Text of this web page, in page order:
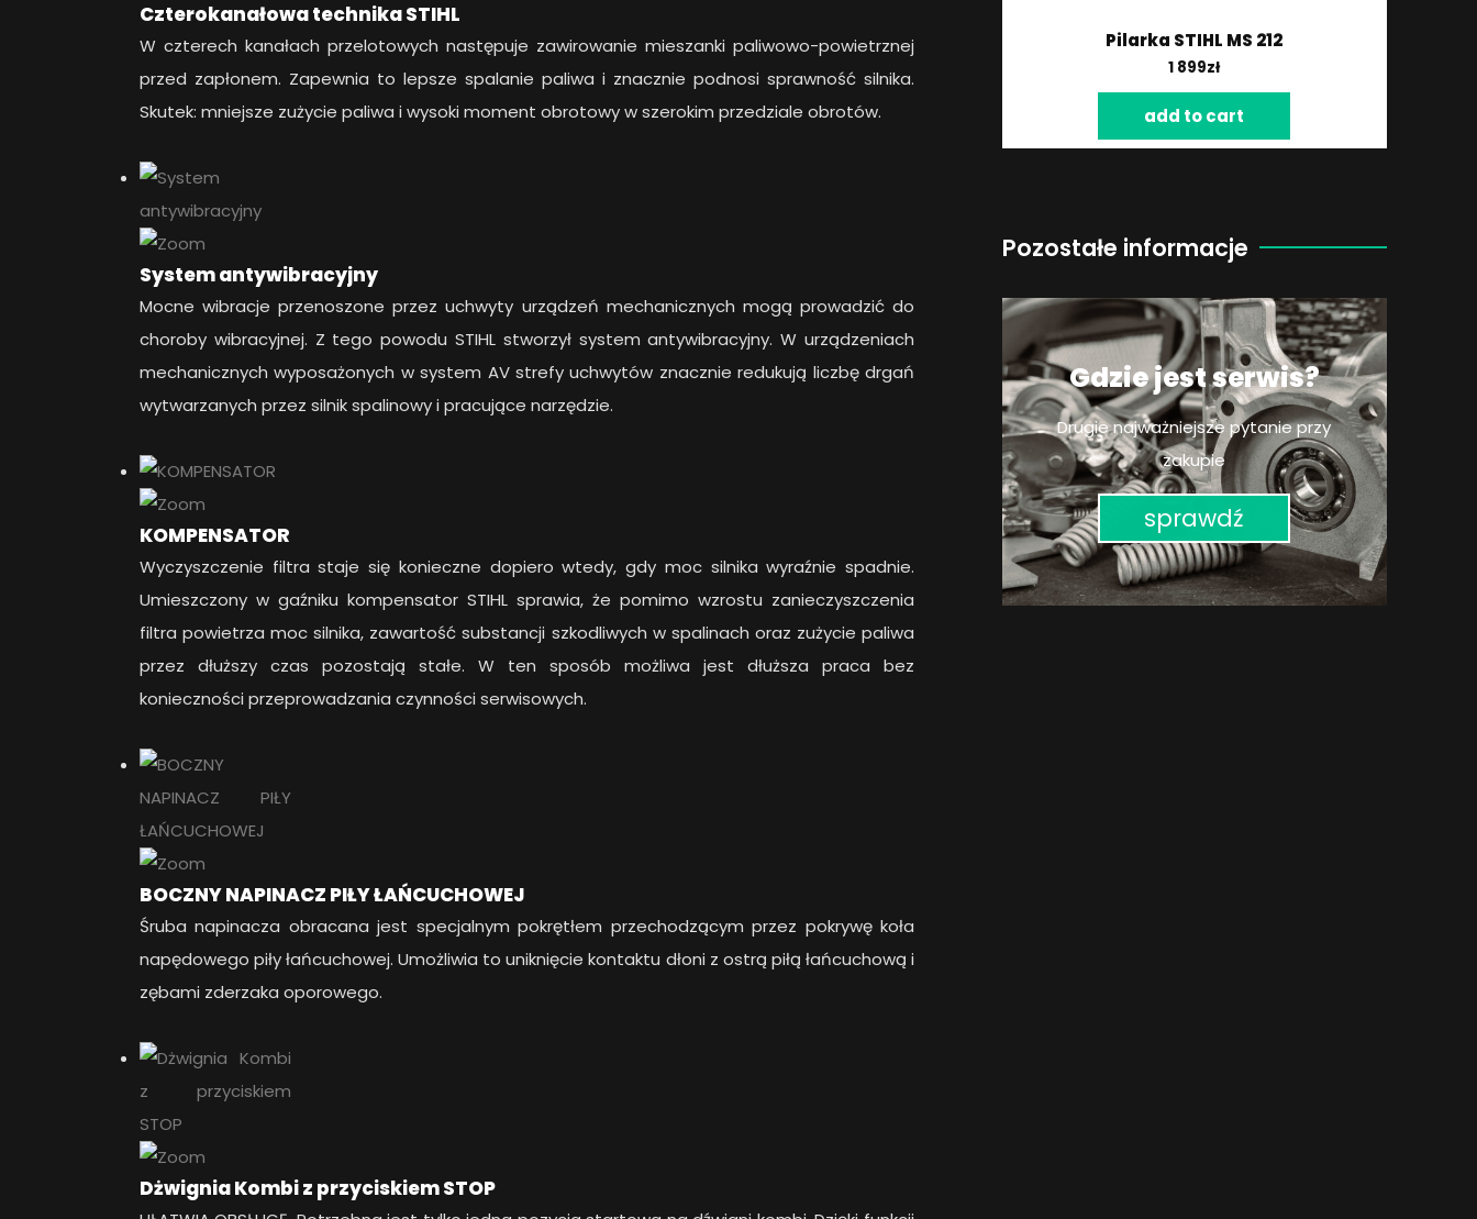
Czterokanałowa technika STIHL
W czterech kanałach przelotowych następuje zawirowanie mieszanki paliwowo-powietrznej
przed zapłonem. Zapewnia to lepsze spalanie paliwa i znacznie podnosi sprawność silnika.
Skutek: mniejsze zużycie paliwa i wysoki moment obrotowy w szerokim przedziale obrotów.
System antywibracyjny
Mocne wibracje przenoszone przez uchwyty urządzeń mechanicznych mogą prowadzić do
choroby wibracyjnej. Z tego powodu STIHL stworzył system antywibracyjny. W urządzeniach
mechanicznych wyposażonych w system AV strefy uchwytów znacznie redukują liczbę drgań
wytwarzanych przez silnik spalinowy i pracujące narzędzie.
KOMPENSATOR
Wyczyszczenie filtra staje się konieczne dopiero wtedy, gdy moc silnika wyraźnie spadnie.
Umieszczony w gaźniku kompensator STIHL sprawia, że pomimo wzrostu zanieczyszczenia
filtra powietrza moc silnika, zawartość substancji szkodliwych w spalinach oraz zużycie paliwa
przez dłuższy czas pozostają stałe. W ten sposób możliwa jest dłuższa praca bez
konieczności przeprowadzania czynności serwisowych.
BOCZNY NAPINACZ PIŁY ŁAŃCUCHOWEJ
Śruba napinacza obracana jest specjalnym pokrętłem przechodzącym przez pokrywę koła
napędowego piły łańcuchowej. Umożliwia to uniknięcie kontaktu dłoni z ostrą piłą łańcuchową i
zębami zderzaka oporowego.
Dżwignia Kombi z przyciskiem STOP
Pilarka STIHL MS 212
1 899zł
add to cart
Pozostałe informacje
Gdzie jest serwis?
Drugie najważniejsze pytanie przy
zakupie
sprawdź